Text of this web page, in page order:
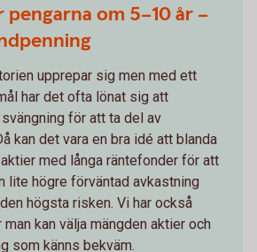
om 5–10 år –
upprepar sig men med ett
har det ofta lönat sig att
för att ta del av
kan det vara en bra idé att blanda
med långa räntefonder för att
lite högre förväntad avkastning
högsta risken. Vi har också
kan välja mängden aktier och
som känns bekväm.